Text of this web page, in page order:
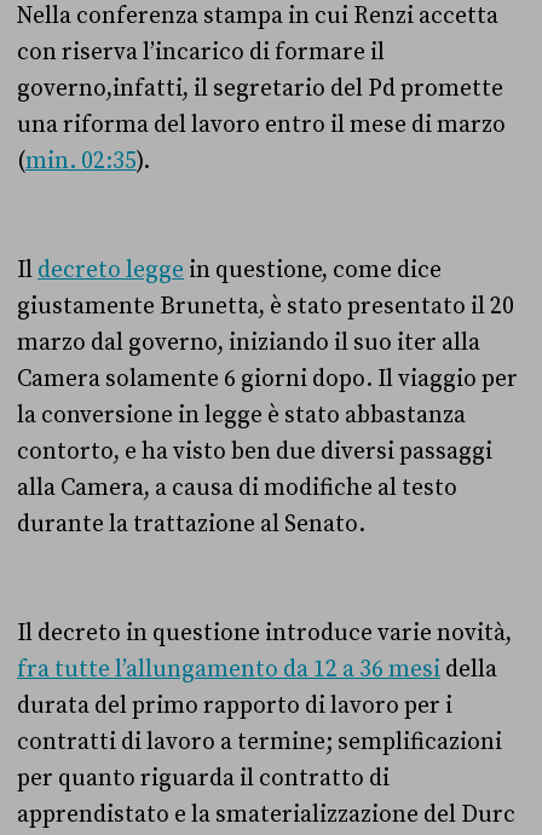
Nella conferenza stampa in cui Renzi accetta
con riserva l’incarico di formare il
governo,infatti, il segretario del Pd promette
una riforma del lavoro entro il mese di marzo
(min. 02:35).
Il decreto legge in questione, come dice
giustamente Brunetta, è stato presentato il 20
marzo dal governo, iniziando il suo iter alla
Camera solamente 6 giorni dopo. Il viaggio per
la conversione in legge è stato abbastanza
contorto, e ha visto ben due diversi passaggi
alla Camera, a causa di modifiche al testo
durante la trattazione al Senato.
Il decreto in questione introduce varie novità,
fra tutte l’allungamento da 12 a 36 mesi della
durata del primo rapporto di lavoro per i
contratti di lavoro a termine; semplificazioni
per quanto riguarda il contratto di
apprendistato e la smaterializzazione del Durc